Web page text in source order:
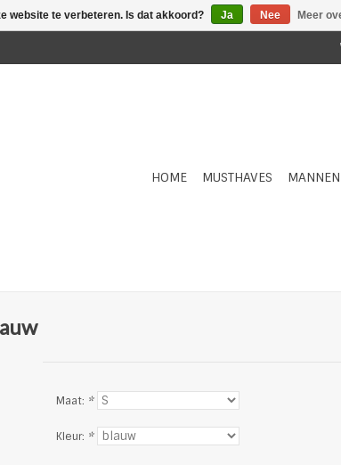
HOME MUSTHAVES MANNEN
Maat: *
Kleur: *
website te verbeteren. Is dat akkoord? Ja Nee Meer